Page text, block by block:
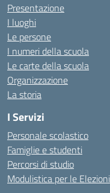
Presentazione
I luoghi
Le persone
I numeri della scuola
Le carte della scuola
Organizzazione
La storia
I Servizi
Personale scolastico
Famiglie e studenti
Percorsi di studio
Modulistica per le Elezioni